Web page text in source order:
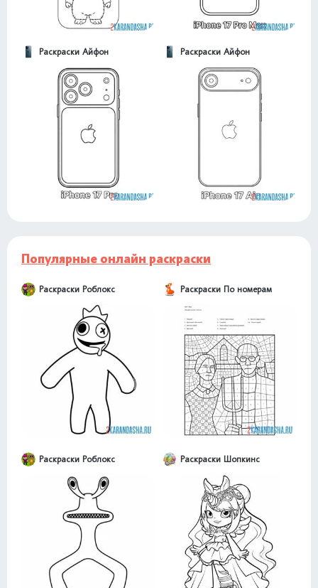
Раскраски Айфон Раскраски Айфон
Популярные онлайн раскраски
Раскраски Роблокс Раскраски По номерам
Раскраски Роблокс Раскраски Шопкинс